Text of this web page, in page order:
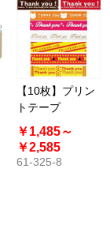
【10枚】プリン
トテープ
￥1,485～
￥2,585
61-325-8